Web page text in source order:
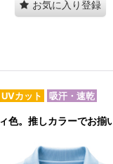
お気に入り登録
UVカット 吸汗・速乾
色。推しカラーでお揃